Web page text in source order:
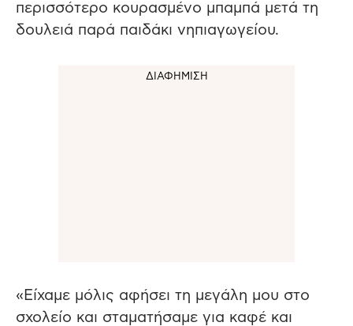
περισσότερο κουρασμένο μπαμπά μετά τη
δουλειά παρά παιδάκι νηπιαγωγείου.
«Είχαμε μόλις αφήσει τη μεγάλη μου στο
σχολείο και σταματήσαμε για καφέ και